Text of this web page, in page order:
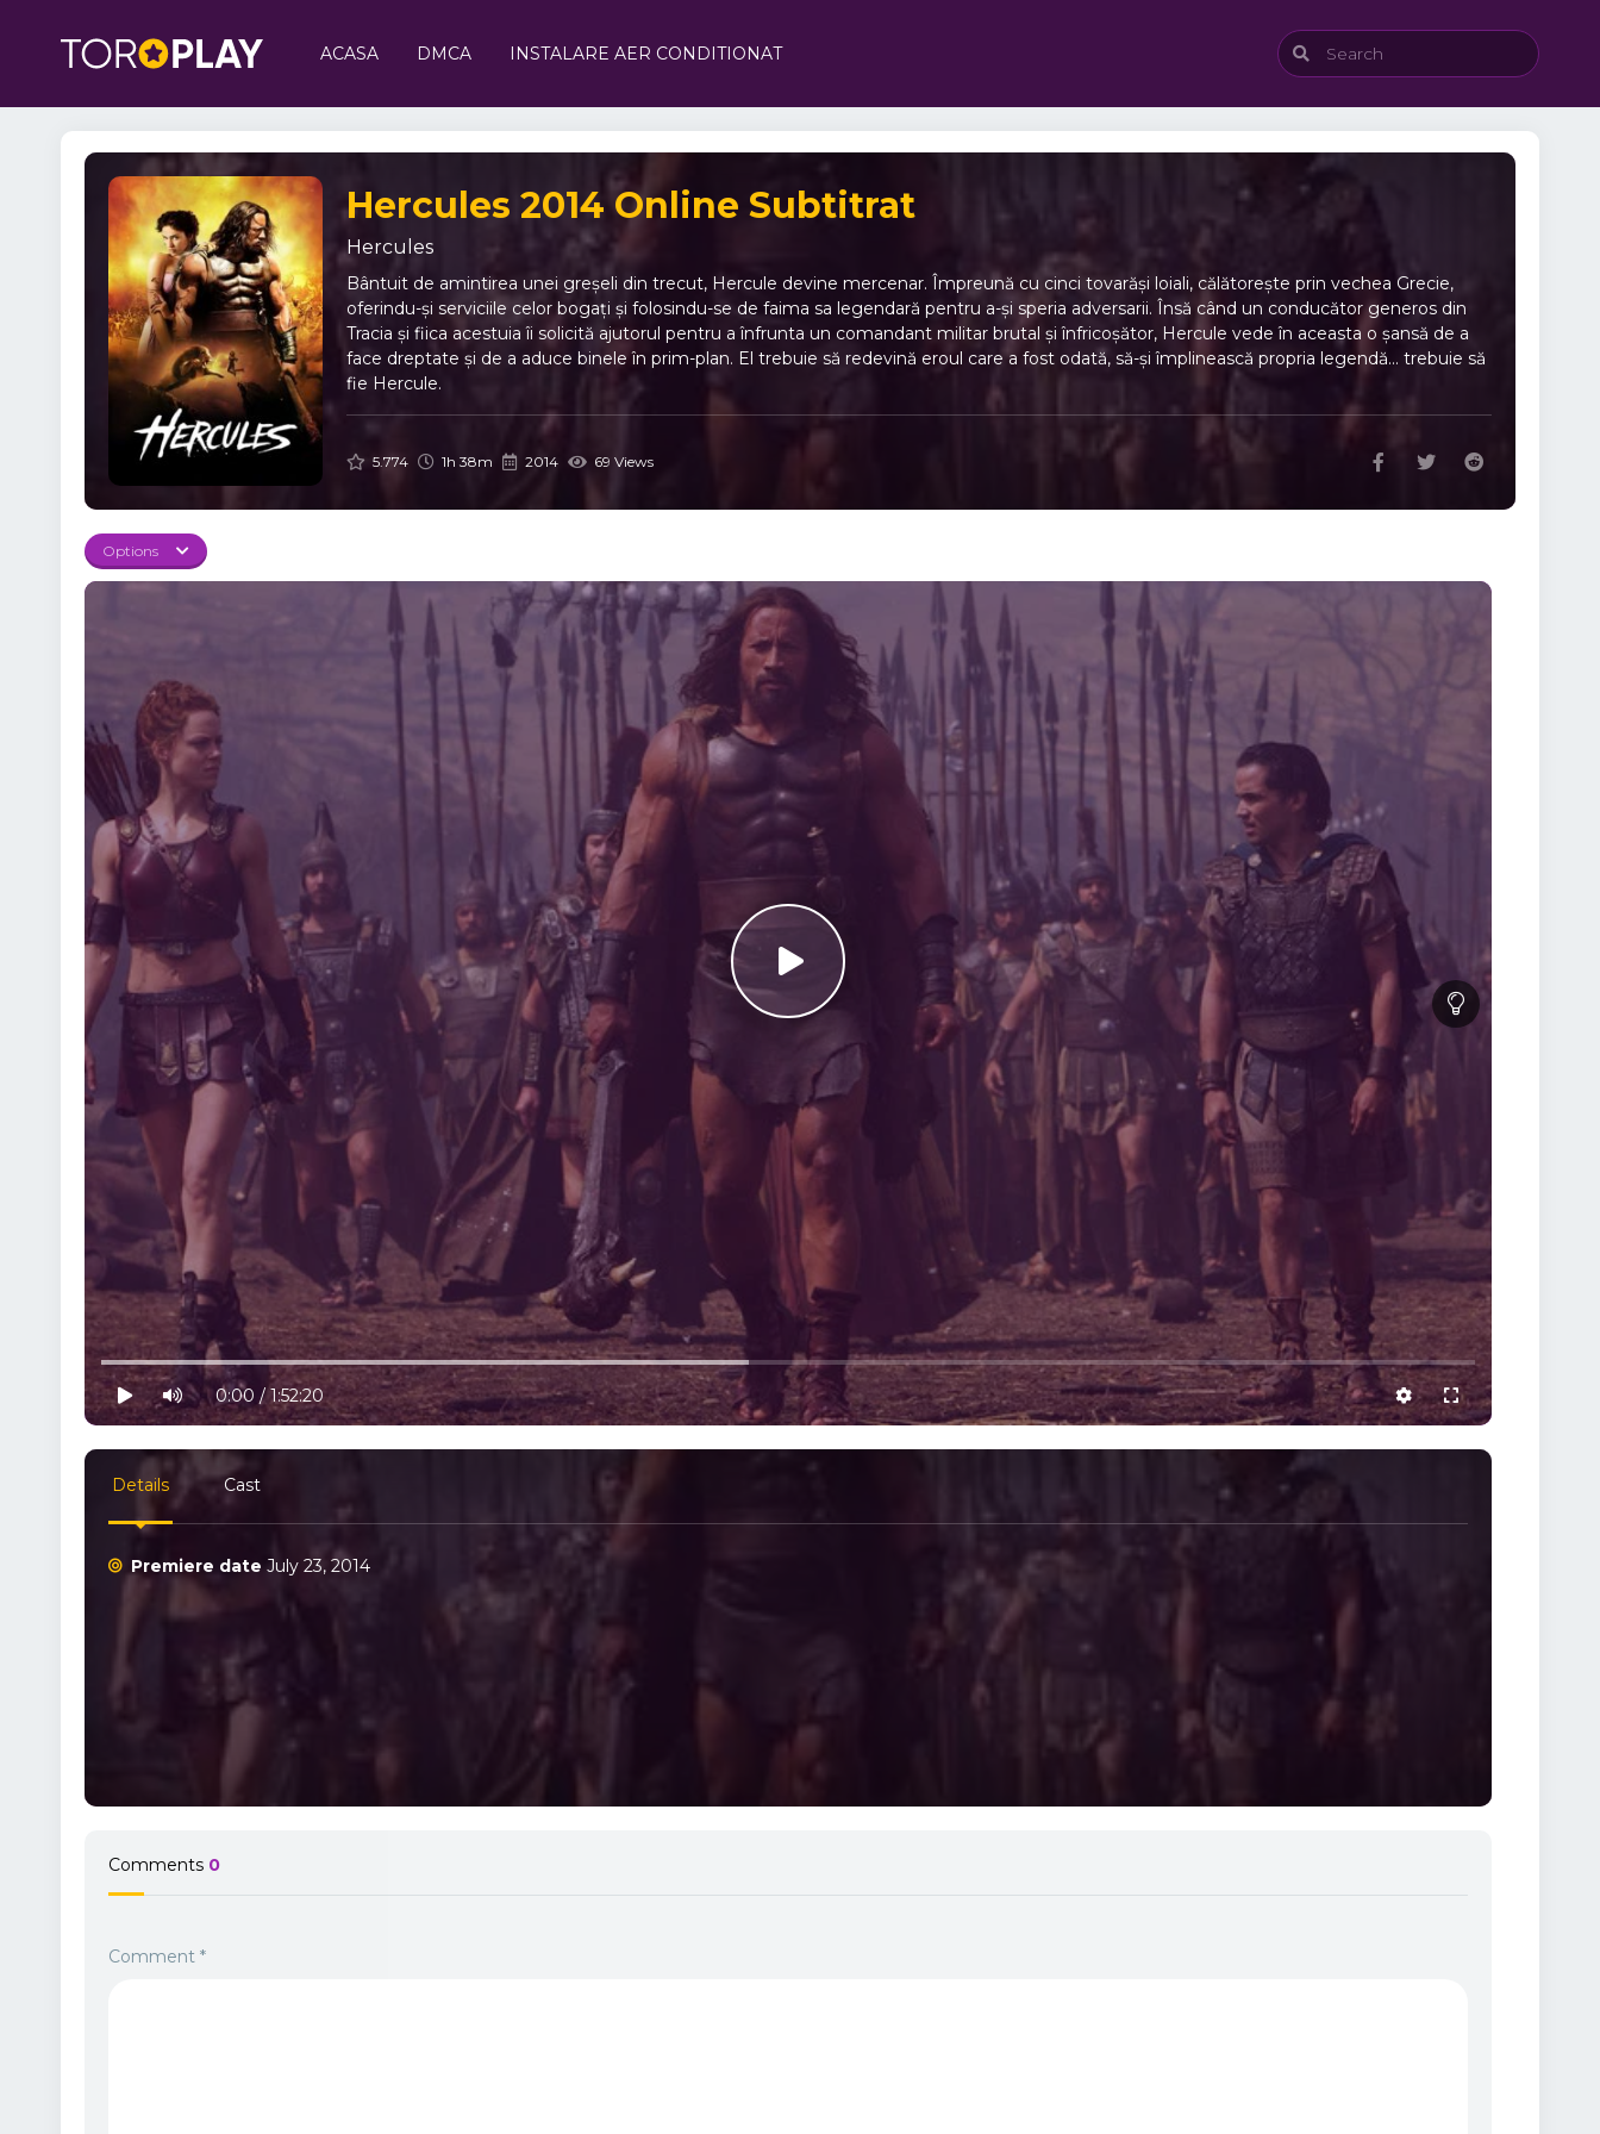
ACASA DMCA INSTALARE AER CONDITIONAT
Hercules 2014 Online Subtitrat
Hercules
Bântuit de amintirea unei greșeli din trecut, Hercule devine mercenar. Împreună cu cinci tovarăși loiali, călătorește prin vechea Grecie,
oferindu-și serviciile celor bogați și folosindu-se de faima sa legendară pentru a-și speria adversarii. Însă când un conducător generos din
Tracia și fiica acestuia îi solicită ajutorul pentru a înfrunta un comandant militar brutal și înfricoșător, Hercule vede în aceasta o șansă de a
face dreptate și de a aduce binele în prim-plan. El trebuie să redevină eroul care a fost odată, să-și împlinească propria legendă... trebuie să
fie Hercule.
5.774 1h 38m 2014 69 Views
Options
10% progress
play
volume0:00 / 1:52:20 settings
full
Details Cast
Premiere date July 23, 2014
Comments 0
Comment *